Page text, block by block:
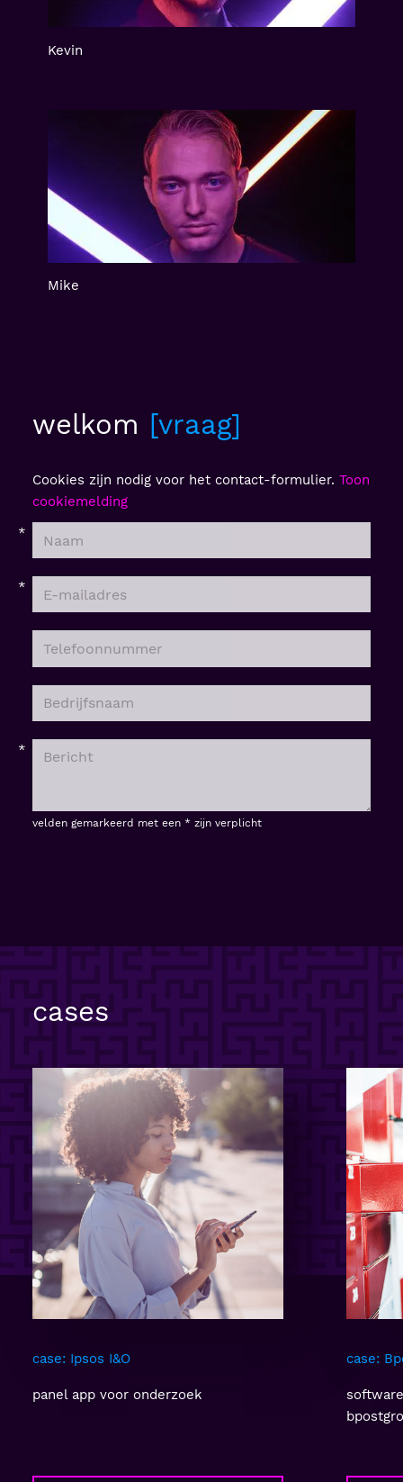
Kevin
Mike
welkom vraag
Cookies zijn nodig voor het contact-formulier. Toon
cookiemelding
velden gemarkeerd met een * zijn verplicht
cases
case: Bpostgroup
software development partner
case:
een